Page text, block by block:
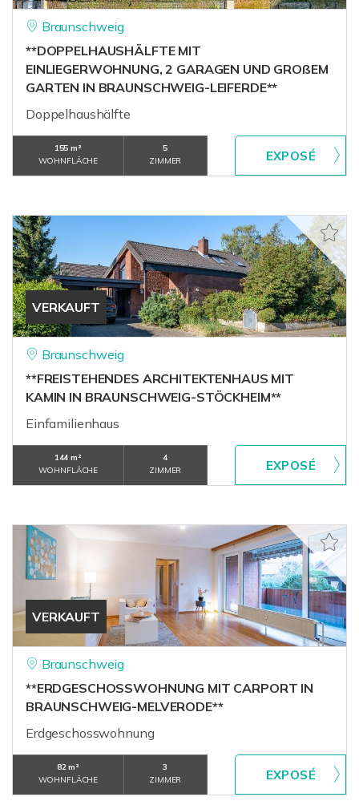
Braunschweig
**DOPPELHAUSHÄLFTE MIT
EINLIEGERWOHNUNG, 2 GARAGEN UND GROßEM
GARTEN IN BRAUNSCHWEIG-LEIFERDE**
Doppelhaushälfte
155 m²
WOHNFLÄCHE
5
ZIMMER
VERKAUFT
Braunschweig
**FREISTEHENDES ARCHITEKTENHAUS MIT
KAMIN IN BRAUNSCHWEIG-STÖCKHEIM**
Einfamilienhaus
144 m²
WOHNFLÄCHE
4
ZIMMER
VERKAUFT
Braunschweig
**ERDGESCHOSSWOHNUNG MIT CARPORT IN
BRAUNSCHWEIG-MELVERODE**
Erdgeschosswohnung
82 m²
WOHNFLÄCHE
3
ZIMMER